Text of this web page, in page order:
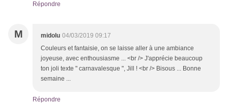
Répondre
M midolu 04/03/2019 09:17
Couleurs et fantaisie, on se laisse aller à une ambiance
joyeuse, avec enthousiasme ... <br /> J'apprécie beaucoup
ton joli texte " carnavalesque ", Jill ! <br /> Bisous ... Bonne
semaine ...
Répondre